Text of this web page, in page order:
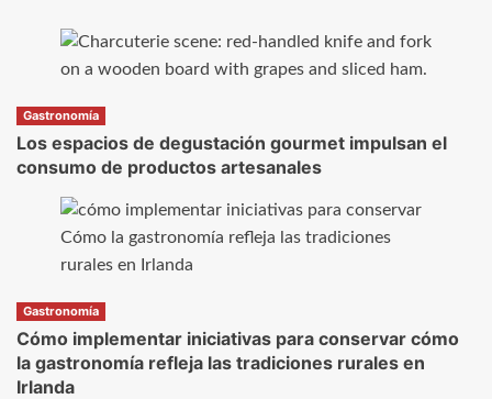
Gastronomía
Los espacios de degustación gourmet impulsan el
consumo de productos artesanales
Gastronomía
Cómo implementar iniciativas para conservar cómo
la gastronomía refleja las tradiciones rurales en
Irlanda